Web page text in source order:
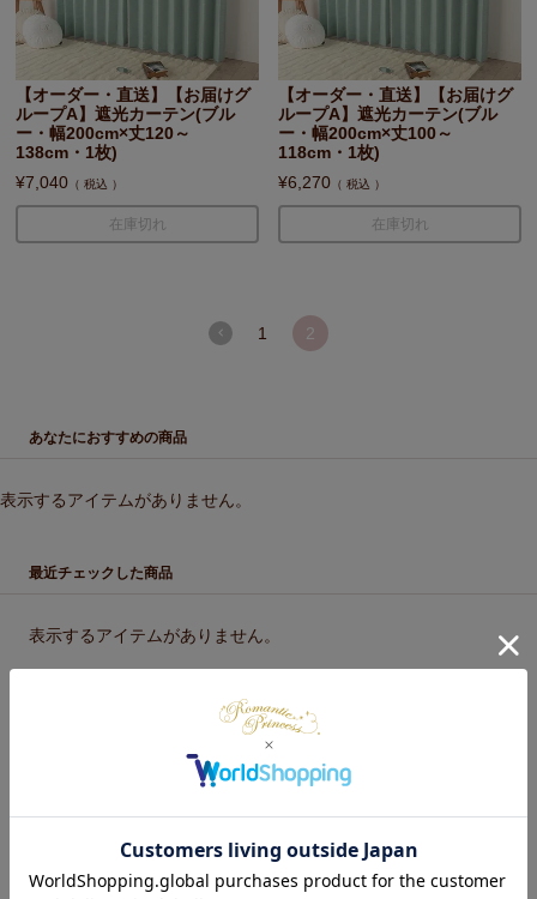
【オーダー・直送】【お届けグ
ループA】遮光カーテン(ブル
ー・幅200cm×丈120～
138cm・1枚)
¥7,040 税込
在庫切れ
【オーダー・直送】【お届けグ
ループA】遮光カーテン(ブル
ー・幅200cm×丈100～
118cm・1枚)
¥6,270 税込
在庫切れ
1 2
あなたにおすすめの商品
表示するアイテムがありません。
最近チェックした商品
表示するアイテムがありません。